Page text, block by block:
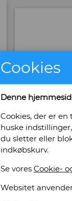
Cookies
Denne
Cookies, der er
huske
du sletter eller
indkøbskurv.
Se vores Cookie-
Websitet